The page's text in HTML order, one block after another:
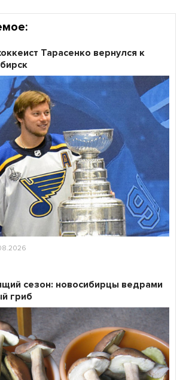
Тарасенко вернулся к
сезон: новосибирцы ведрами
гриб